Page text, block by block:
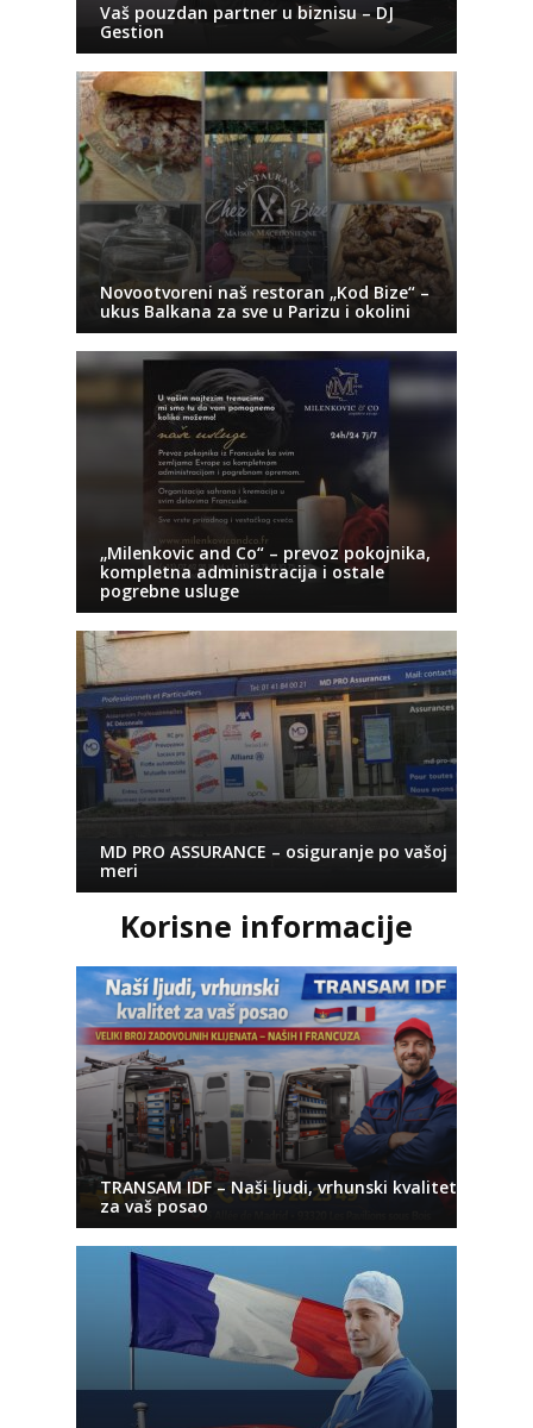
Vaš pouzdan partner u biznisu – DJ
Gestion
Novootvoreni naš restoran „Kod Bize“ –
ukus Balkana za sve u Parizu i okolini
„Milenkovic and Co“ – prevoz pokojnika,
kompletna administracija i ostale
pogrebne usluge
MD PRO ASSURANCE – osiguranje po vašoj
meri
Korisne informacije
TRANSAM IDF – Naši ljudi, vrhunski kvalitet
za vaš posao